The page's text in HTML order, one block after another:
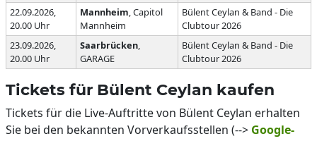
22.09.2026,
20.00 Uhr
Mannheim, Capitol
Mannheim
Bülent Ceylan & Band - Die
Clubtour 2026
23.09.2026,
20.00 Uhr
Saarbrücken,
GARAGE
Bülent Ceylan & Band - Die
Clubtour 2026
Tickets für Bülent Ceylan kaufen
Tickets für die Live-Auftritte von Bülent Ceylan erhalten
Sie bei den bekannten Vorverkaufsstellen (--> Google-